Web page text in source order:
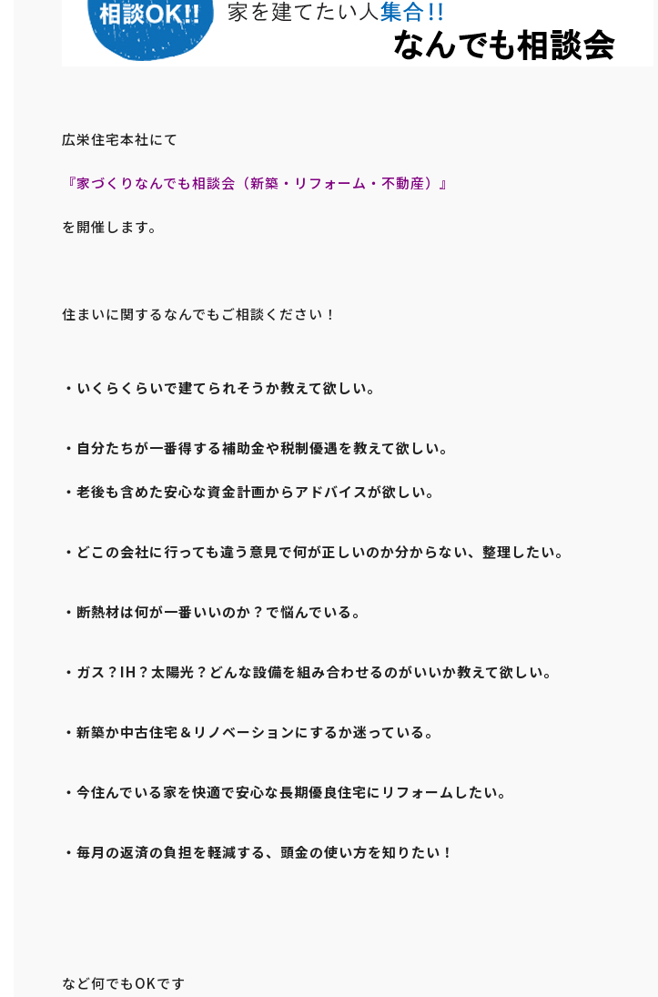
広栄住宅本社にて
『家づくりなんでも相談会（新築・リフォーム・不動産）』
を開催します。
住まいに関するなんでもご相談ください！
・いくらくらいで建てられそうか教えて欲しい。
・自分たちが一番得する補助金や税制優遇を教えて欲しい。
・老後も含めた安心な資金計画からアドバイスが欲しい。
・どこの会社に行っても違う意見で何が正しいのか分からない、整理したい。
・断熱材は何が一番いいのか？で悩んでいる。
・ガス？IH？太陽光？どんな設備を組み合わせるのがいいか教えて欲しい。
・新築か中古住宅＆リノベーションにするか迷っている。
・今住んでいる家を快適で安心な長期優良住宅にリフォームしたい。
・毎月の返済の負担を軽減する、頭金の使い方を知りたい！
など何でもOKです